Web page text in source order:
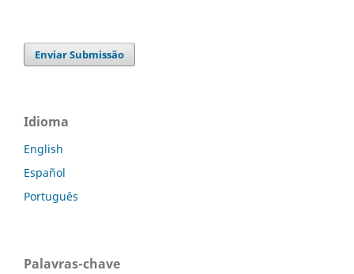
Enviar Submissão
Idioma
English
Español
Português
Palavras-chave